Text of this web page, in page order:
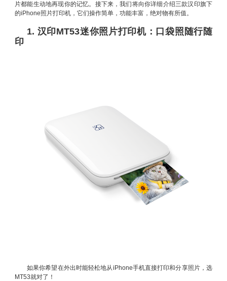
片都能生动地再现你的记忆。接下来，我们将向你详细介绍三款汉印旗下
的iPhone照片打印机，它们操作简单，功能丰富，绝对物有所值。
1. 汉印MT53迷你照片打印机：口袋照随行随
印
如果你希望在外出时能轻松地从iPhone手机直接打印和分享照片，选
MT53就对了！